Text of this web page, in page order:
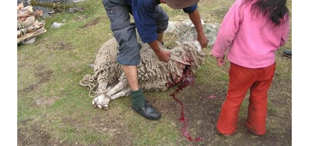
×¤×¨×•, ×˜×¨×§ ×”×•×•×™-×•×•×©, ×”×•×•××¨×–.